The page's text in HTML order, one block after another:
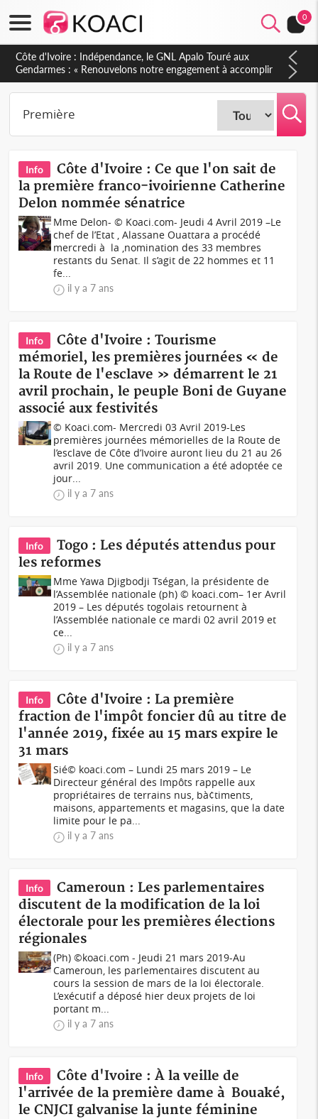
0
Côte d'Ivoire : Indépendance, le GNL Apalo Touré aux
Gendarmes : « Renouvelons notre engagement à accomplir
notre mission avec honneur, discipline, loyauté et
dévouement »
Info
Côte d'Ivoire : Ce que l'on sait de
la première franco-ivoirienne Catherine
Delon nommée sénatrice
Mme Delon- © Koaci.com- Jeudi 4 Avril 2019 –Le
chef de l’Etat , Alassane Ouattara a procédé
mercredi à la ,nomination des 33 membres
restants du Senat. Il s’agit de 22 hommes et 11
fe...
il y a 7 ans
Info
Côte d'Ivoire : Tourisme
mémoriel, les premières journées « de
la Route de l'esclave » démarrent le 21
avril prochain, le peuple Boni de Guyane
associé aux festivités
© Koaci.com- Mercredi 03 Avril 2019-Les
premières journées mémorielles de la Route de
l’esclave de Côte d’Ivoire auront lieu du 21 au 26
avril 2019. Une communication a été adoptée ce
jour...
il y a 7 ans
Info
Togo : Les députés attendus pour
les reformes
Mme Yawa Djigbodji Tségan, la présidente de
l’Assemblée nationale (ph) © koaci.com– 1er Avril
2019 – Les députés togolais retournent à
l’Assemblée nationale ce mardi 02 avril 2019 et
ce...
il y a 7 ans
Info
Côte d'Ivoire : La première
fraction de l'impôt foncier dû au titre de
l'année 2019, fixée au 15 mars expire le
31 mars
Sié© koaci.com – Lundi 25 mars 2019 – Le
Directeur général des Impôts rappelle aux
propriétaires de terrains nus, bà¢timents,
maisons, appartements et magasins, que la date
limite pour le pa...
il y a 7 ans
Info
Cameroun : Les parlementaires
discutent de la modification de la loi
électorale pour les premières élections
régionales
(Ph) ©koaci.com - Jeudi 21 mars 2019-Au
Cameroun, les parlementaires discutent au
cours la session de mars de la loi électorale.
L’exécutif a déposé hier deux projets de loi
portant m...
il y a 7 ans
Info
Côte d'Ivoire : À la veille de
l'arrivée de la première dame à Bouaké,
le CNJCI galvanise la junte féminine